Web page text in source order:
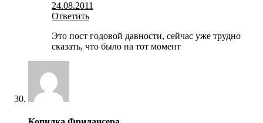
24.08.2011
Ответить
Это пост годовой давности, сейчас уже трудно
сказать, что было на тот момент